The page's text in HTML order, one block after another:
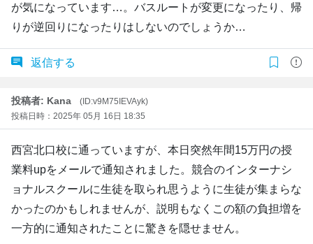
が気になっています…。バスルートが変更になったり、帰
りが逆回りになったりはしないのでしょうか…
返信する
投稿者: Kana
(ID:v9M75IEVAyk)
投稿日時：2025年 05月 16日 18:35
西宮北口校に通っていますが、本日突然年間15万円の授
業料upをメールで通知されました。競合のインターナシ
ョナルスクールに生徒を取られ思うように生徒が集まらな
かったのかもしれませんが、説明もなくこの額の負担増を
一方的に通知されたことに驚きを隠せません。